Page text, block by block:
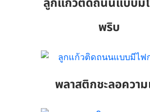
พริบ
พลาสติกชะลอความ